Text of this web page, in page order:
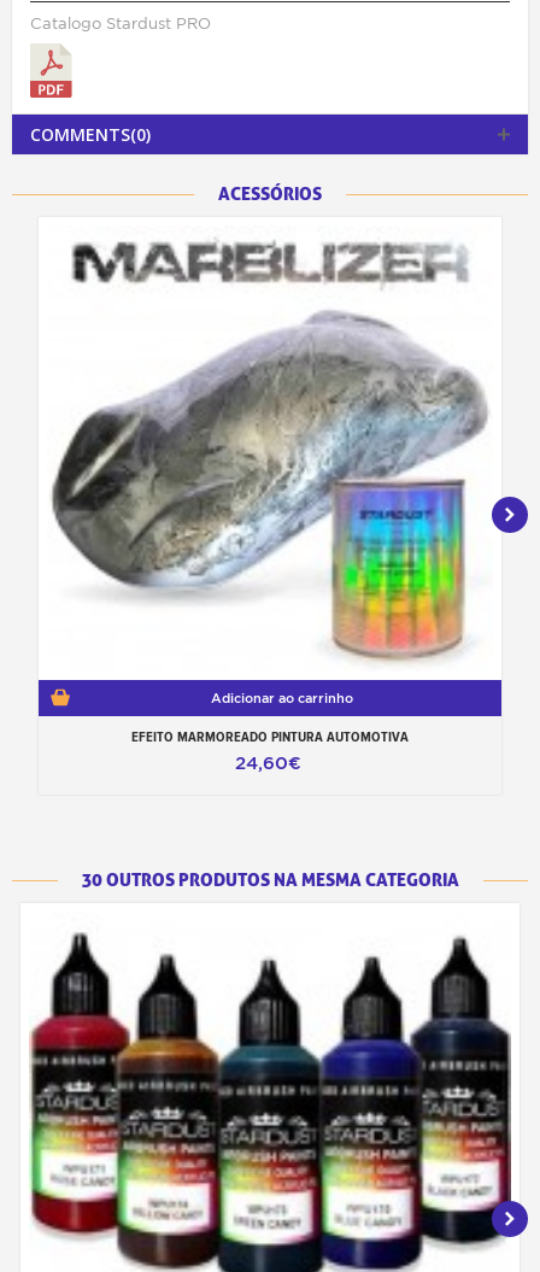
Catalogo Stardust PRO
COMMENTS(0)
ACESSÓRIOS
Adicionar ao carrinho
EFEITO MARMOREADO PINTURA AUTOMOTIVA
24,60€
30 OUTROS PRODUTOS NA MESMA CATEGORIA